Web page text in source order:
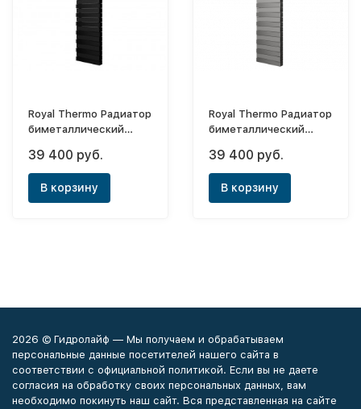
Royal Thermo Радиатор
биметаллический
Sable - 22 (нижнее)
39 400 руб.
В корзину
Royal Thermo Радиатор
биметаллический
Satin - 22 (нижнее)
39 400 руб.
В корзину
2026 © Гидролайф — Мы получаем и обрабатываем
персональные данные посетителей нашего сайта в
соответствии с официальной политикой. Если вы не даете
согласия на обработку своих персональных данных, вам
необходимо покинуть наш сайт. Вся представленная на сайте